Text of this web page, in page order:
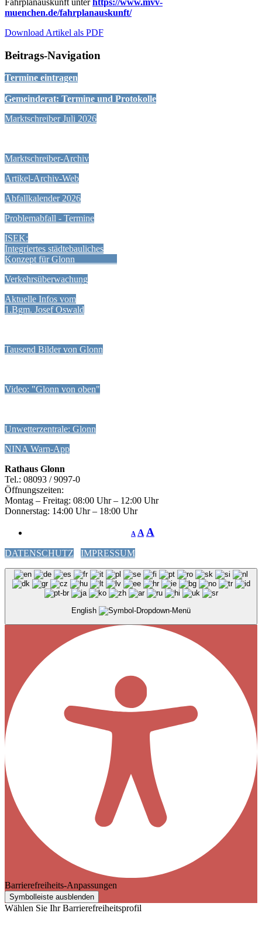
muenchen.de/fahrplanauskunft/
Download Artikel als PDF
Beitrags-Navigation
Termine eintragen
Gemeinderat: Termine und Protokolle
Marktschreiber Juli 2026
Marktschreiber-Archiv
Artikel-Archiv-Web
Abfallkalender 2026
Problemabfall - Termine
ISEK:
Integriertes städtebauliches
Konzept für Glonn
Verkehrsüberwachung
Aktuelle Infos vom
1.Bgm. Josef Oswald
Tausend Bilder von Glonn
Video: "Glonn von oben"
Unwetterzentrale: Glonn
NINA Warn-App
Rathaus Glonn
Tel.: 08093 / 9097-0
Öffnungszeiten:
Montag – Freitag: 08:00 Uhr – 12:00 Uhr
Donnerstag: 14:00 Uhr – 18:00 Uhr
A A A
DATENSCHUTZ IMPRESSUM
English
Barrierefreiheits-Anpassungen
Symbolleiste ausblenden
Wählen Sie Ihr Barrierefreiheitsprofil